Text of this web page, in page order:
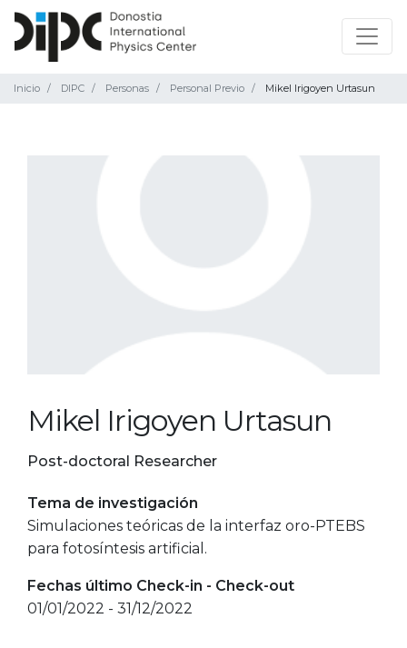
Inicio DIPC Personas Personal Previo Mikel Irigoyen Urtasun
Mikel Irigoyen Urtasun
Post-doctoral Researcher
Tema de investigación
Simulaciones teóricas de la interfaz oro-PTEBS
para fotosíntesis artificial.
Fechas último Check-in - Check-out
01/01/2022 - 31/12/2022